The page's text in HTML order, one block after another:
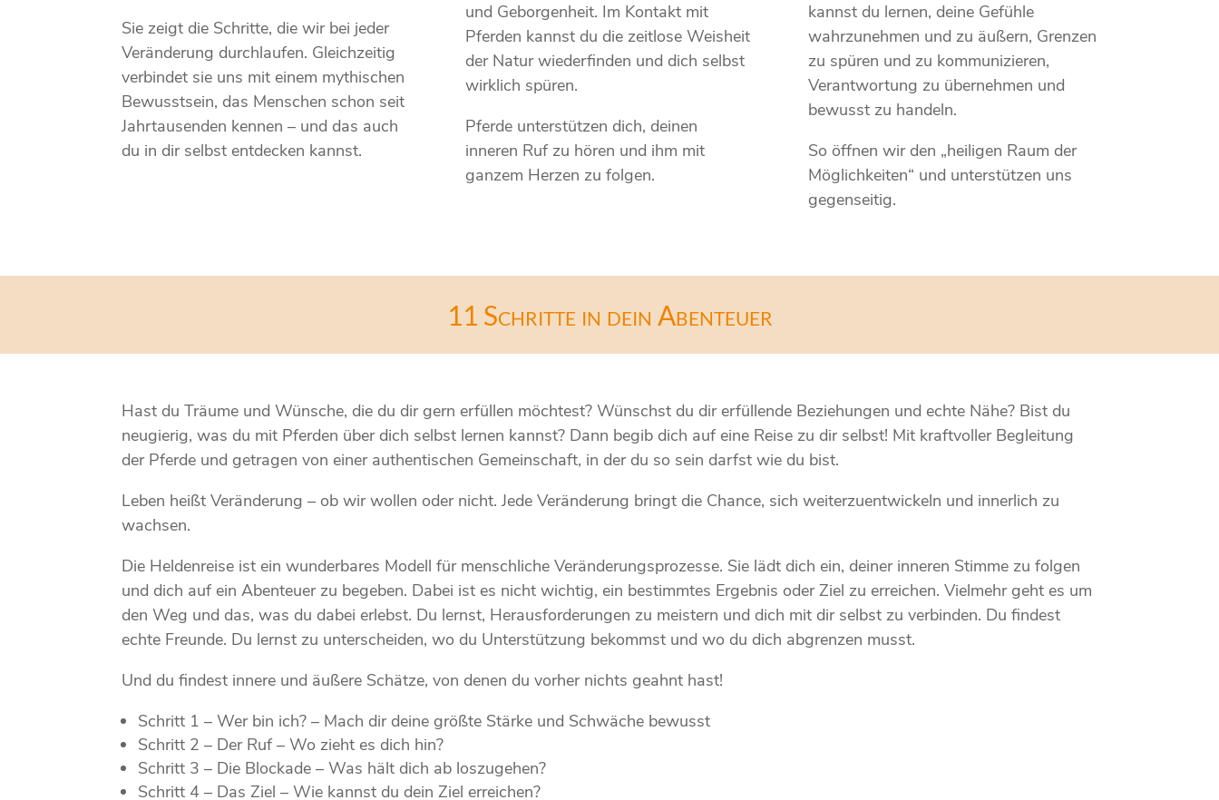
Sie zeigt die Schritte, die wir bei jeder
Veränderung durchlaufen. Gleichzeitig
verbindet sie uns mit einem mythischen
Bewusstsein, das Menschen schon seit
Jahrtausenden kennen – und das auch
du in dir selbst entdecken kannst.
und Geborgenheit. Im Kontakt mit
Pferden kannst du die zeitlose Weisheit
der Natur wiederfinden und dich selbst
wirklich spüren.
Pferde unterstützen dich, deinen
inneren Ruf zu hören und ihm mit
ganzem Herzen zu folgen.
kannst du lernen, deine Gefühle
wahrzunehmen und zu äußern, Grenzen
zu spüren und zu kommunizieren,
Verantwortung zu übernehmen und
bewusst zu handeln.
So öffnen wir den „heiligen Raum der
Möglichkeiten“ und unterstützen uns
gegenseitig.
11 Schritte in dein Abenteuer
Hast du Träume und Wünsche, die du dir gern erfüllen möchtest? Wünschst du dir erfüllende Beziehungen und echte Nähe? Bist du
neugierig, was du mit Pferden über dich selbst lernen kannst? Dann begib dich auf eine Reise zu dir selbst! Mit kraftvoller Begleitung
der Pferde und getragen von einer authentischen Gemeinschaft, in der du so sein darfst wie du bist.
Leben heißt Veränderung – ob wir wollen oder nicht. Jede Veränderung bringt die Chance, sich weiterzuentwickeln und innerlich zu
wachsen.
Die Heldenreise ist ein wunderbares Modell für menschliche Veränderungsprozesse. Sie lädt dich ein, deiner inneren Stimme zu folgen
und dich auf ein Abenteuer zu begeben. Dabei ist es nicht wichtig, ein bestimmtes Ergebnis oder Ziel zu erreichen. Vielmehr geht es um
den Weg und das, was du dabei erlebst. Du lernst, Herausforderungen zu meistern und dich mit dir selbst zu verbinden. Du findest
echte Freunde. Du lernst zu unterscheiden, wo du Unterstützung bekommst und wo du dich abgrenzen musst.
Und du findest innere und äußere Schätze, von denen du vorher nichts geahnt hast!
Schritt 1 – Wer bin ich? – Mach dir deine größte Stärke und Schwäche bewusst
Schritt 2 – Der Ruf – Wo zieht es dich hin?
Schritt 3 – Die Blockade – Was hält dich ab loszugehen?
Schritt 4 – Das Ziel – Wie kannst du dein Ziel erreichen?